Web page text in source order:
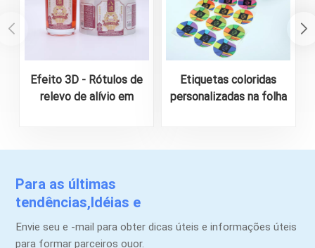
Efeito 3D - Rótulos de
relevo de alívio em
Etiquetas coloridas
personalizadas na folha
Para as últimas
tendências,Idéias e
promoções.
Envie seu e -mail para obter dicas úteis e informações úteis
para formar parceiros ouor.